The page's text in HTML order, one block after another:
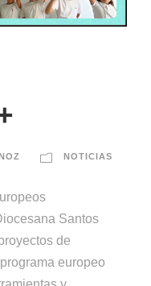
NOTICIAS
Santos
de
europeo